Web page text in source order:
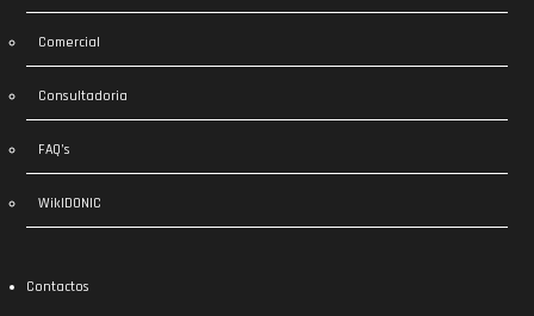
Comercial
Consultadoria
FAQ’s
WikIDONIC
Contactos